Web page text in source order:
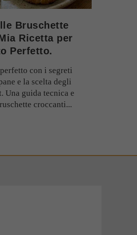
Bruschette
Ricetta per
Perfetto.
con i segreti
e la scelta degli
Una guida tecnica e
croccanti...